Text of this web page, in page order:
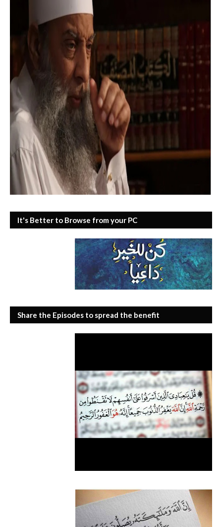
It's Better to Browse from your PC
Share the Episodes to spread the benefit